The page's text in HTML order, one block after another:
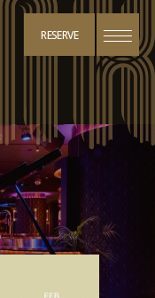
RESERVE